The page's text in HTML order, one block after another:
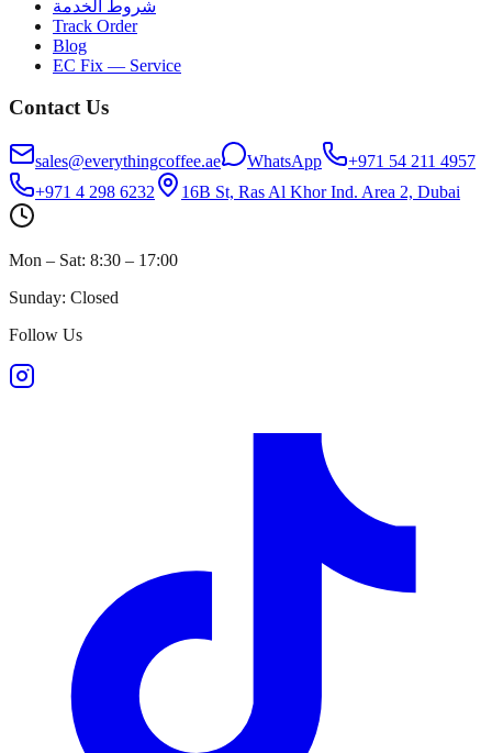
شروط الخدمة
Track Order
Blog
EC Fix — Service
Contact Us
sales@everythingcoffee.ae WhatsApp
+971 54 211 4957
+971 4 298 6232
16B St, Ras Al Khor Ind. Area 2, Dubai
Mon – Sat: 8:30 – 17:00
Sunday: Closed
Follow Us